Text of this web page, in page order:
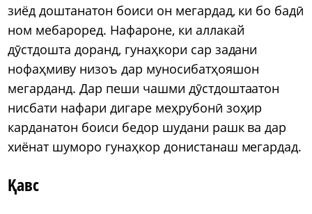
зиёд доштанатон боиси он мегардад, ки бо бадӣ
ном мебароред. Нафароне, ки аллакай
дӯстдошта доранд, гунаҳкори сар задани
нофаҳмиву низоъ дар муносибатҳояшон
мегарданд. Дар пеши чашми дӯстдоштаатон
нисбати нафари дигаре меҳрубонӣ зоҳир
карданатон боиси бедор шудани рашк ва дар
хиёнат шуморо гунаҳкор донистанаш мегардад.
Қавс